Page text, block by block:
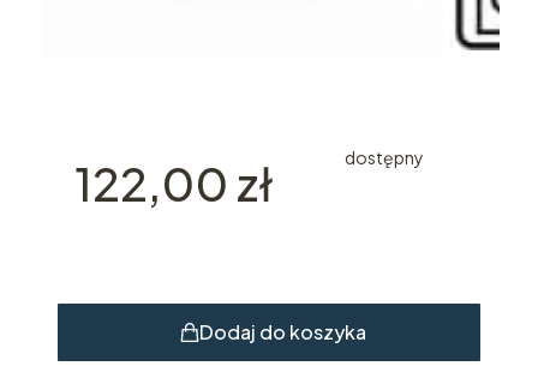
Cena
122,00 zł dostępny
Dodaj do koszyka